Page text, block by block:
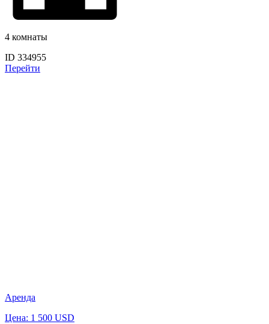
4 комнаты
ID 334955
Перейти
Аренда
Цена: 1 500 USD